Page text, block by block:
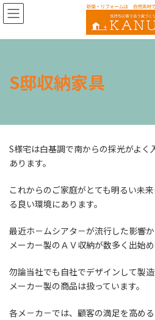
コ
ン
ン
ナ
ビ
ー
S邸収納家具
S様宅は白基調で南からの採光がよく
あります。
これからのご家庭がとても明るい未
る良い環境にあります。
最近ホ－ムシアタ－が流行した影響
メーカー製のＡＶ収納が数多く出始め
勿論当社でも自社でデザインして製
メーカー製の商品は扱っています。
各メ－カ－では、顧客の満足を高め